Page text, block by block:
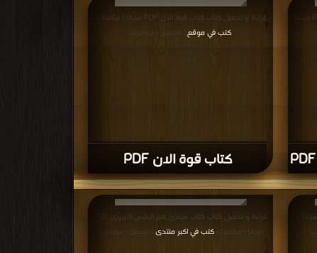
كتاب قوة الان PDF
قراءة و تحميل كتاب كتاب قوة الان PDF مجانا | مكتبة >
كتب في موقع
| التحميل : مرة/مرات
قراءة و تحميل كتاب كتاب تربيه خالية من الدراما PDF مجانا |
مجانا | مكتبة > كتب في اكبر منتدى | التحميل : مرة/مرات
قراءة و تحميل كتاب كتاب المجتمع المريض PDF مجانا |